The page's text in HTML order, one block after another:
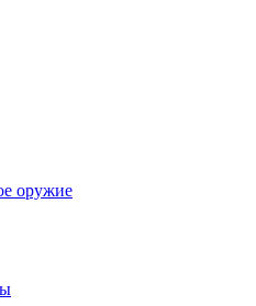
оружие